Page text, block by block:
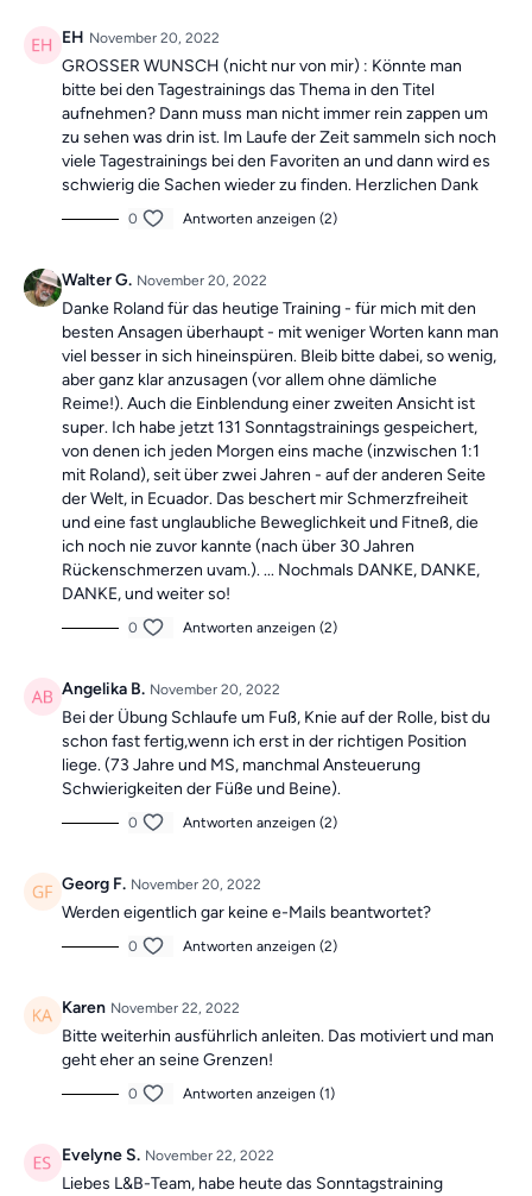
EH November 20, 2022
GROSSER WUNSCH (nicht nur von mir) : Könnte man
bitte bei den Tagestrainings das Thema in den Titel
aufnehmen? Dann muss man nicht immer rein zappen um
zu sehen was drin ist. Im Laufe der Zeit sammeln sich noch
viele Tagestrainings bei den Favoriten an und dann wird es
schwierig die Sachen wieder zu finden. Herzlichen Dank
0 Antworten anzeigen (2)
Walter G. November 20, 2022
Danke Roland für das heutige Training - für mich mit den
besten Ansagen überhaupt - mit weniger Worten kann man
viel besser in sich hineinspüren. Bleib bitte dabei, so wenig,
aber ganz klar anzusagen (vor allem ohne dämliche
Reime!). Auch die Einblendung einer zweiten Ansicht ist
super. Ich habe jetzt 131 Sonntagstrainings gespeichert,
von denen ich jeden Morgen eins mache (inzwischen 1:1
mit Roland), seit über zwei Jahren - auf der anderen Seite
der Welt, in Ecuador. Das beschert mir Schmerzfreiheit
und eine fast unglaubliche Beweglichkeit und Fitneß, die
ich noch nie zuvor kannte (nach über 30 Jahren
Rückenschmerzen uvam.). ... Nochmals DANKE, DANKE,
DANKE, und weiter so!
0 Antworten anzeigen (2)
Angelika B. November 20, 2022
Bei der Übung Schlaufe um Fuß, Knie auf der Rolle, bist du
schon fast fertig,wenn ich erst in der richtigen Position
liege. (73 Jahre und MS, manchmal Ansteuerung
Schwierigkeiten der Füße und Beine).
0 Antworten anzeigen (2)
Georg F. November 20, 2022
Werden eigentlich gar keine e-Mails beantwortet?
0 Antworten anzeigen (2)
Karen November 22, 2022
Bitte weiterhin ausführlich anleiten. Das motiviert und man
geht eher an seine Grenzen!
0 Antworten anzeigen (1)
Evelyne S. November 22, 2022
Liebes L&B-Team, habe heute das Sonntagstraining